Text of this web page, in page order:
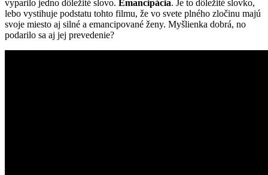
vyparilo jedno dôležité slovo. Emancipácia. Je to dôležité slovko,
lebo vystihuje podstatu tohto filmu, že vo svete plného zločinu majú
svoje miesto aj silné a emancipované ženy. Myšlienka dobrá, no
podarilo sa aj jej prevedenie?